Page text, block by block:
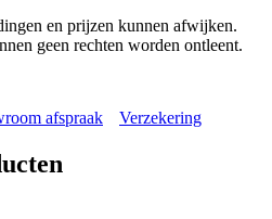
en prijzen kunnen afwijken.
geen rechten worden ontleent.
afspraak Verzekering